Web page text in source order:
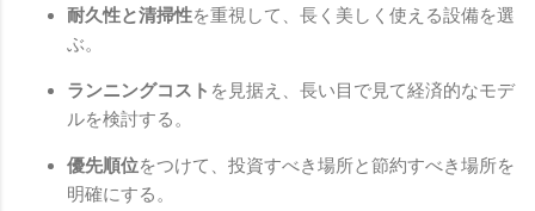
耐久性と清掃性を重視して、長く美しく使える設備を選
ぶ。
ランニングコスト を見据え、長い目で見て経済的なモデ
ルを検討する。
優先順位をつけて、投資すべき場所と節約すべき場所を
明確にする。